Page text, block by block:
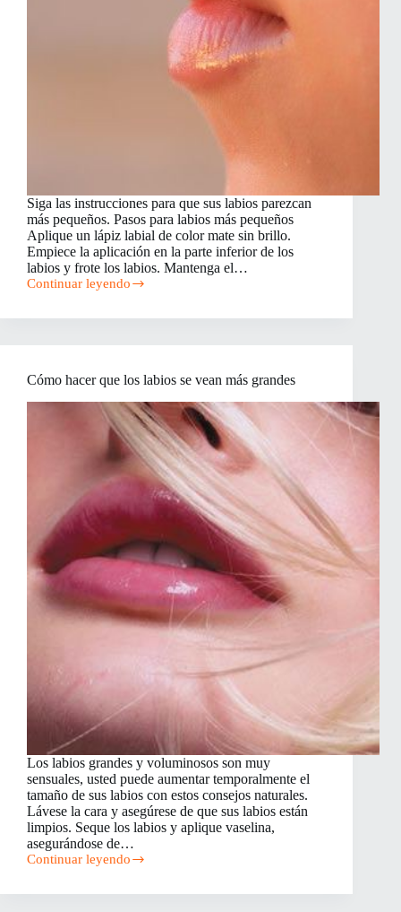
Siga las instrucciones para que sus labios parezcan
más pequeños. Pasos para labios más pequeños
Aplique un lápiz labial de color mate sin brillo.
Empiece la aplicación en la parte inferior de los
labios y frote los labios. Mantenga el…
Continuar leyendo
Cómo
que
más
Cómo hacer que los labios se vean más grandes
Los labios grandes y voluminosos son muy
sensuales, usted puede aumentar temporalmente el
tamaño de sus labios con estos consejos naturales.
Lávese la cara y asegúrese de que sus labios están
limpios. Seque los labios y aplique vaselina,
asegurándose de…
Continuar leyendo
Cómo
que